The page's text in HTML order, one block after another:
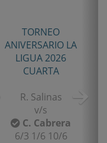
TORNEO TENIS TOUR
QUINTA 2026
E. Castro
v/s
I. Rubiño